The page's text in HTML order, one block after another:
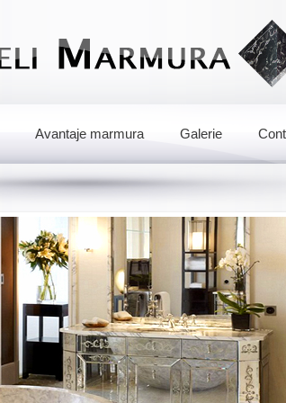
Avantaje marmura Galerie